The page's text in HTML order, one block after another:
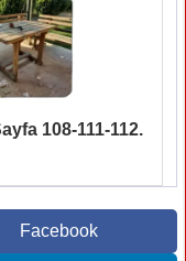
108-111-112.
Facebook